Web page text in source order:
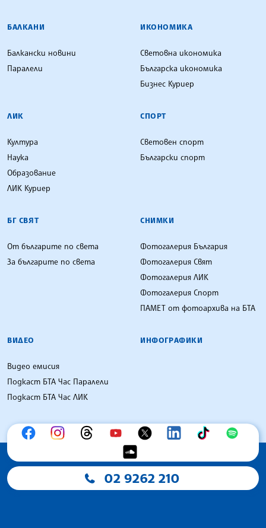
БАЛКАНИ
Балкански новини
Паралели
ИКОНОМИКА
Световна икономика
Българска икономика
Бизнес Куриер
ЛИК
Култура
Наука
Образование
ЛИК Куриер
СПОРТ
Световен спорт
Български спорт
БГ СВЯТ
От българите по света
За българите по света
СНИМКИ
Фотогалерия България
Фотогалерия Свят
Фотогалерия ЛИК
Фотогалерия Спорт
ПАМЕТ от фотоархива на БТА
ВИДЕО
Видео емисия
Подкаст БТА Час Паралели
Подкаст БТА Час ЛИК
ИНФОГРАФИКИ
02 9262 210